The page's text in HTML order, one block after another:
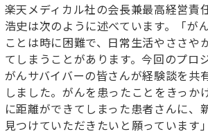
楽天メディカル社の会長兼最高経営責
浩史は次のように述べています。「が
ことは時に困難で、日常生活やささや
てしまうことがあります。今回のプロ
がんサバイバーの皆さんが経験談を共
しました。がんを患ったことをきっか
に距離ができてしまった患者さんに、
見つけていただきたいと願っています」